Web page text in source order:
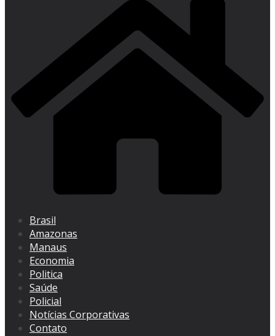
Brasil
Amazonas
Manaus
Economia
Politica
Saúde
Policial
Notícias Corporativas
Contato